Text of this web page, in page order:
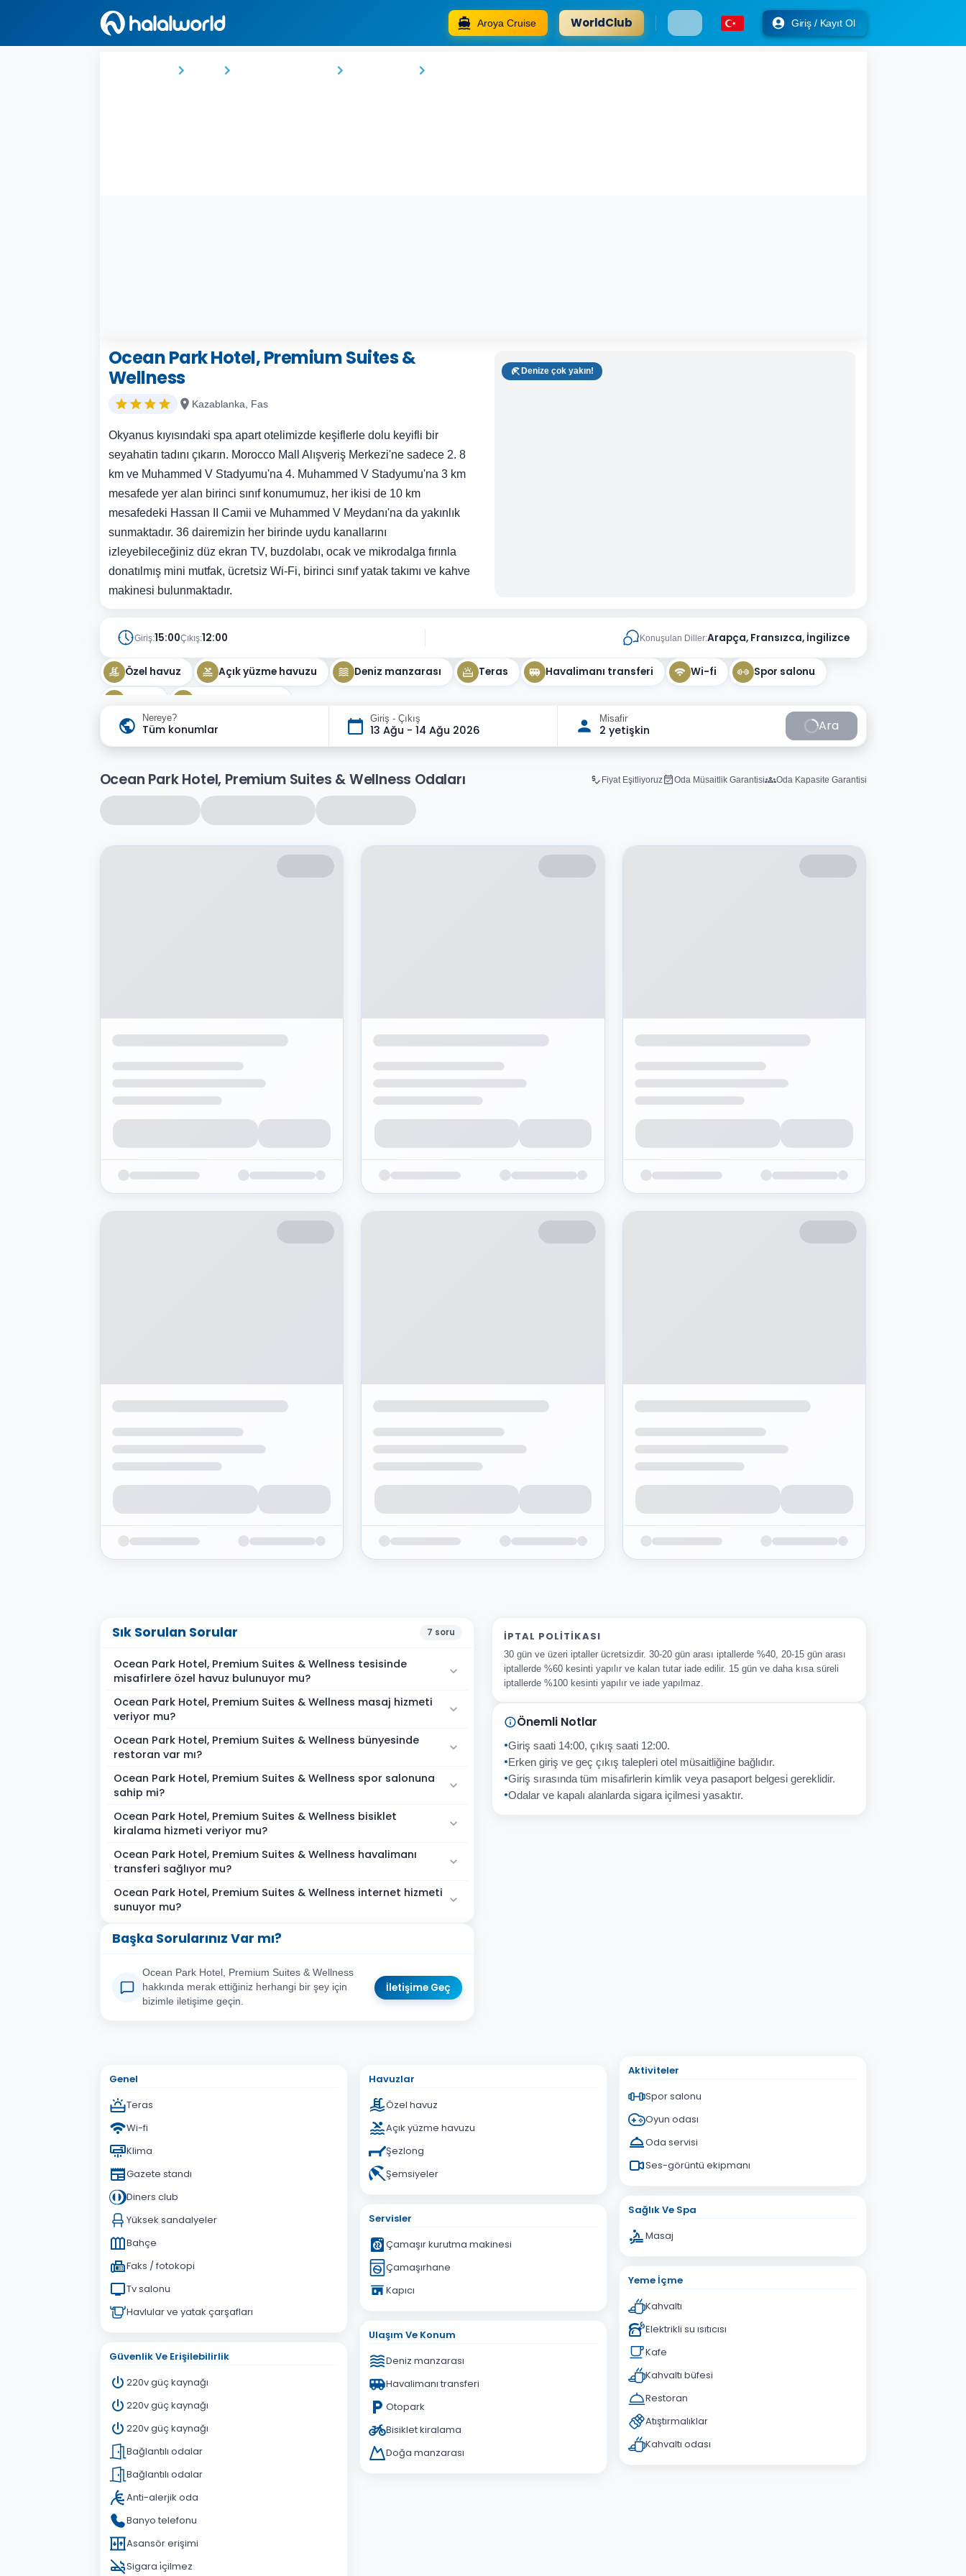
Aroya Cruise WorldClub Giriş / Kayıt Ol
Ocean Park Hotel, Premium Suites &
Wellness
Kazablanka, Fas
Okyanus kıyısındaki spa apart otelimizde keşiflerle dolu keyifli bir
seyahatin tadını çıkarın. Morocco Mall Alışveriş Merkezi'ne sadece 2. 8
km ve Muhammed V Stadyumu'na 4. Muhammed V Stadyumu'na 3 km
mesafede yer alan birinci sınıf konumumuz, her ikisi de 10 km
mesafedeki Hassan II Camii ve Muhammed V Meydanı'na da yakınlık
sunmaktadır. 36 dairemizin her birinde uydu kanallarını
izleyebileceğiniz düz ekran TV, buzdolabı, ocak ve mikrodalga fırınla
donatılmış mini mutfak, ücretsiz Wi-Fi, birinci sınıf yatak takımı ve kahve
makinesi bulunmaktadır.
Denize çok yakın!
Giriş:15:00Çıkış:12:00 Konuşulan Diller:Arapça, Fransızca, İngilizce
Özel havuz Açık yüzme havuzu Deniz manzarası Teras Havalimanı transferi Wi-fi Spor salonu
Nereye?
Tüm konumlar
Giriş - Çıkış
13 Ağu - 14 Ağu 2026
Misafir
2 yetişkin Ara
Ocean Park Hotel, Premium Suites & Wellness Odaları Fiyat Eşitliyoruz Oda Müsaitlik Garantisi Oda Kapasite Garantisi
Sık Sorulan Sorular 7 soru
Ocean Park Hotel, Premium Suites & Wellness tesisinde
misafirlere özel havuz bulunuyor mu?
Ocean Park Hotel, Premium Suites & Wellness masaj hizmeti
veriyor mu?
Ocean Park Hotel, Premium Suites & Wellness bünyesinde
restoran var mı?
Ocean Park Hotel, Premium Suites & Wellness spor salonuna
sahip mi?
Ocean Park Hotel, Premium Suites & Wellness bisiklet
kiralama hizmeti veriyor mu?
Ocean Park Hotel, Premium Suites & Wellness havalimanı
transferi sağlıyor mu?
Ocean Park Hotel, Premium Suites & Wellness internet hizmeti
sunuyor mu?
Başka Sorularınız Var mı?
Ocean Park Hotel, Premium Suites & Wellness
hakkında merak ettiğiniz herhangi bir şey için
bizimle iletişime geçin.
İletişime Geç
Sorunuz
İptal
İPTAL POLITIKASI
30 gün ve üzeri iptaller ücretsizdir. 30-20 gün arası iptallerde %40, 20-15 gün arası
iptallerde %60 kesinti yapılır ve kalan tutar iade edilir. 15 gün ve daha kısa süreli
iptallerde %100 kesinti yapılır ve iade yapılmaz.
Önemli Notlar
Giriş saati 14:00, çıkış saati 12:00.
Erken giriş ve geç çıkış talepleri otel müsaitliğine bağlıdır.
Giriş sırasında tüm misafirlerin kimlik veya pasaport belgesi gereklidir.
Odalar ve kapalı alanlarda sigara içilmesi yasaktır.
Genel
Teras
Wi-fi
Klima
Gazete standı
Diners club
Yüksek sandalyeler
Bahçe
Faks / fotokopi
Tv salonu
Havlular ve yatak çarşafları
Güvenlik Ve Erişilebilirlik
220v güç kaynağı
220v güç kaynağı
220v güç kaynağı
Bağlantılı odalar
Bağlantılı odalar
Anti-alerjik oda
Banyo telefonu
Asansör erişimi
Sigara i̇çilmez
Havuzlar
Özel havuz
Açık yüzme havuzu
Şezlong
Şemsiyeler
Servisler
Çamaşır kurutma makinesi
Çamaşırhane
Kapıcı
Ulaşım Ve Konum
Deniz manzarası
Havalimanı transferi
Otopark
Bisiklet kiralama
Doğa manzarası
Aktiviteler
Spor salonu
Oyun odası
Oda servisi
Ses-görüntü ekipmanı
Sağlık Ve Spa
Masaj
Yeme İçme
Kahvaltı
Elektrikli su ısıtıcısı
Kafe
Kahvaltı büfesi
Restoran
Atıştırmalıklar
Kahvaltı odası